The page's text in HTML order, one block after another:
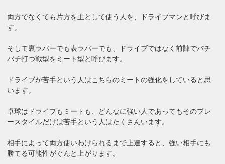
両方でなくても片方を主として使う人を、ドライブマンと呼びま
す。
そして裏ラバーでも表ラバーでも、ドライブではなく前陣でバチ
バチ打つ戦型をミート型と呼びます。
ドライブが苦手という人はこちらのミートの強化をしていると思
います。
卓球はドライブもミートも、どんなに強い人であってもそのプレ
ースタイルだけは苦手という人はたくさんいます。
相手によって両方使いわけられるまで上達すると、強い相手にも
勝てる可能性がぐんと上がります。